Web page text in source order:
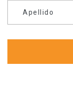
Apellido